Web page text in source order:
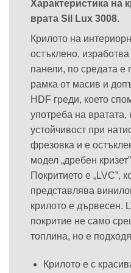
Характеристика на
врата Sil Lux 3008.
Крилото на
остъклено,
панели, по средата
рамка от масив и
HDF греди, което
употреба на вратата,
устойчивост при
фрезовка и е
модел „дребен
Покритието е „LVC”,
представлява
крилото е дървесен.
покритие не само
топлина, но е
Крилото е с